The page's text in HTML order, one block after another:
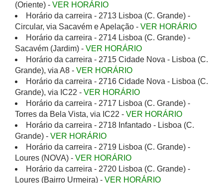
(Oriente) - VER HORÁRIO
Horário da carreira - 2713 Lisboa (C. Grande) -
Circular, via Sacavém e Apelação - VER HORÁRIO
Horário da carreira - 2714 Lisboa (C. Grande) -
Sacavém (Jardim) - VER HORÁRIO
Horário da carreira - 2715 Cidade Nova - Lisboa (C.
Grande), via A8 - VER HORÁRIO
Horário da carreira - 2716 Cidade Nova - Lisboa (C.
Grande), via IC22 - VER HORÁRIO
Horário da carreira - 2717 Lisboa (C. Grande) -
Torres da Bela Vista, via IC22 - VER HORÁRIO
Horário da carreira - 2718 Infantado - Lisboa (C.
Grande) - VER HORÁRIO
Horário da carreira - 2719 Lisboa (C. Grande) -
Loures (NOVA) - VER HORÁRIO
Horário da carreira - 2720 Lisboa (C. Grande) -
Loures (Bairro Urmeira) - VER HORÁRIO